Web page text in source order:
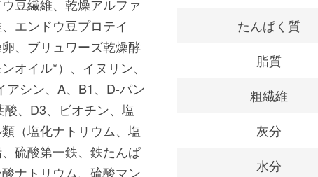
豆繊維、乾燥アルファ
エンドウ豆プロテイ
、ブリュワーズ乾燥酵
オイル*）、イヌリン、
アシン、A、B1、D-パン
、D3、ビオチン、塩
（塩化ナトリウム、塩
硫酸第一鉄、鉄たんぱ
ナトリウム、硫酸マン
たんぱく質
脂質
粗繊維
灰分
水分